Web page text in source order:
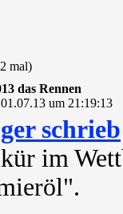
mal)
das Rennen
01.07.13 um 21:19:13
schrieb
im